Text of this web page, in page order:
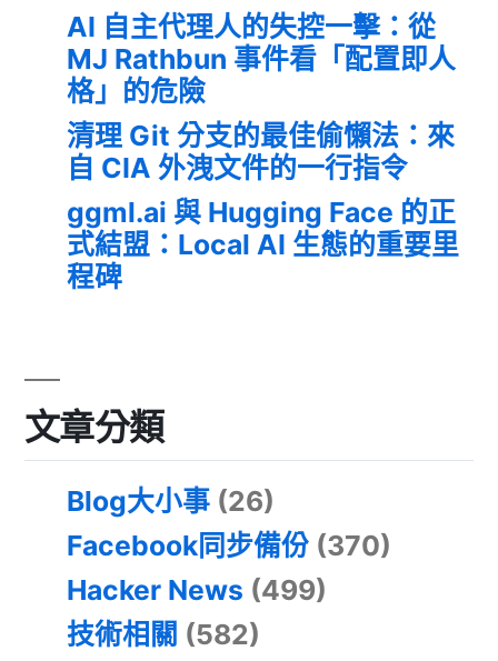
AI 自主代理人的失控一擊：從
MJ Rathbun 事件看「配置即人
格」的危險
清理 Git 分支的最佳偷懶法：來
自 CIA 外洩文件的一行指令
ggml.ai 與 Hugging Face 的正
式結盟：Local AI 生態的重要里
程碑
文章分類
Blog大小事 (26)
Facebook同步備份 (370)
Hacker News (499)
技術相關 (582)